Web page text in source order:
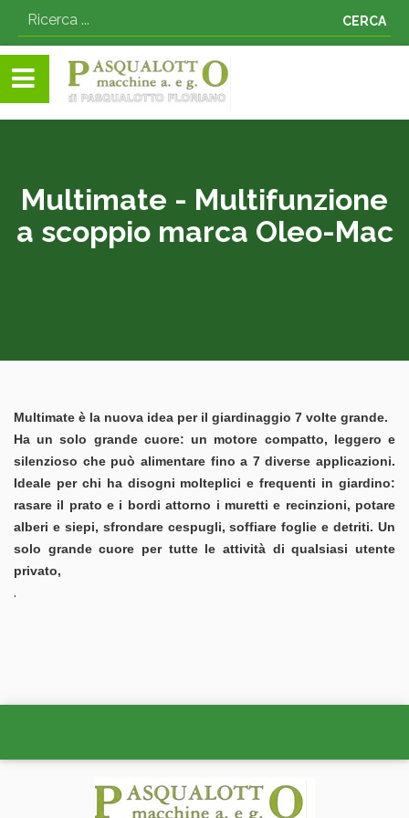
CERCA
Multimate - Multifunzione
a scoppio marca Oleo-Mac
Multimate è la nuova idea per il giardinaggio 7 volte grande.
Ha un solo grande cuore: un motore compatto, leggero e
silenzioso che può alimentare fino a 7 diverse applicazioni.
Ideale per chi ha disogni molteplici e frequenti in giardino:
rasare il prato e i bordi attorno i muretti e recinzioni, potare
alberi e siepi, sfrondare cespugli, soffiare foglie e detriti. Un
solo grande cuore per tutte le attività di qualsiasi utente
privato,
.